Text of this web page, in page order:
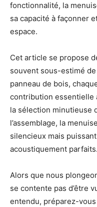
fonctionnalité, la
sa capacité à façonner
espace.
Cet article se propose
souvent sous-estimé
panneau de bois,
contribution essentielle
la sélection minutieuse
l’assemblage, la
silencieux mais
acoustiquement parfaits.
Alors que nous
se contente pas d’être
entendu, préparez-